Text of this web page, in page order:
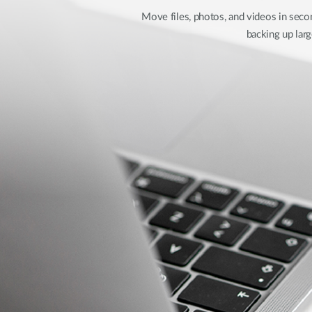
Move files, photos, and videos in
backing up